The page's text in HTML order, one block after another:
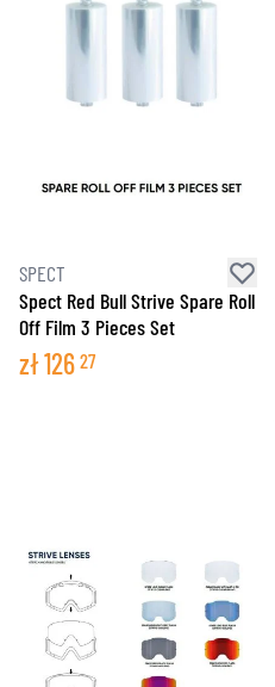
SPECT
Spect Red Bull Strive Spare Roll
Off Film 3 Pieces Set
zł126 27